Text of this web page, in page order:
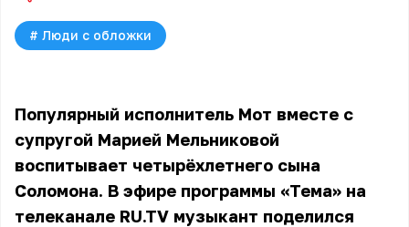
# Люди с обложки
Популярный исполнитель Мот вместе с
супругой Марией Мельниковой
воспитывает четырёхлетнего сына
Соломона. В эфире программы «Тема» на
телеканале RU.TV музыкант поделился